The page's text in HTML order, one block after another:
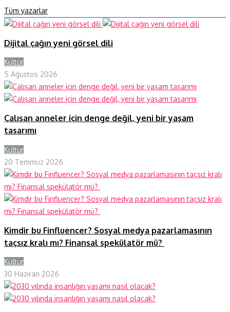
Tüm yazarlar
Dijital çağın yeni görsel dili
Kültür
5 Ağustos 2026
Çalışan anneler için denge değil, yeni bir yaşam
tasarımı
Kültür
20 Temmuz 2026
Kimdir bu Finfluencer? Sosyal medya pazarlamasının
taçsız kralı mı? Finansal spekülatör mü?
Kültür
30 Haziran 2026